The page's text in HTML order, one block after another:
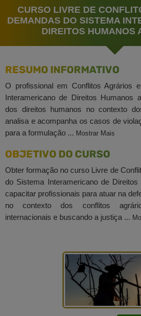
CURSO LIVRE DE
DEMANDAS DO SISTEMA
DIREITOS HUMANOS
RESUMO INFORMATIVO
O profissional em Conflitos Agrários
Interamericano de Direitos Humanos
dos direitos humanos no contexto
analisa e acompanha os casos de
para a formulação ... Mostrar Mais
OBJETIVO DO CURSO
Obter formação no curso Livre de
do Sistema Interamericano de
capacitar profissionais para atuar na
no contexto dos conflitos
internacionais e buscando a justiça ...